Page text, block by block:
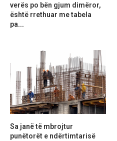
verës po bën gjum dimëror,
është rrethuar me tabela
pa...
Sa janë të mbrojtur
punëtorët e ndërtimtarisë